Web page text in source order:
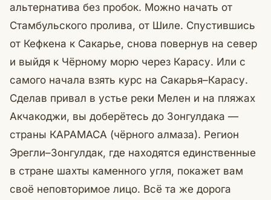
альтернатива без пробок. Можно начать от
Стамбульского пролива, от Шиле. Спустившись
от Кефкена к Сакарье, снова повернув на север
и выйдя к Чёрному морю через Карасу. Или с
самого начала взять курс на Сакарья–Карасу.
Сделав привал в устье реки Мелен и на пляжах
Акчакоджи, вы доберётесь до Зонгулдака —
страны КАРАМАСА (чёрного алмаза). Регион
Эрегли–Зонгулдак, где находятся единственные
в стране шахты каменного угля, покажет вам
своё неповторимое лицо. Всё та же дорога